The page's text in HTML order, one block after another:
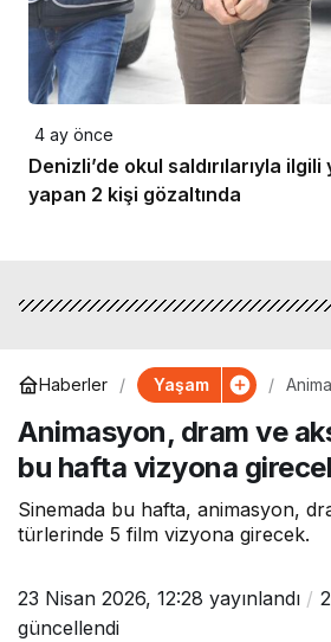
4 ay önce
Denizli’de okul saldırılarıyla ilgili
yapan 2 kişi gözaltında
Haberler Yaşam
Animasyon, dram ve
bu hafta vizyona
Sinemada bu hafta, animasyon,
türlerinde 5 film vizyona girecek.
23 Nisan 2026, 12:28 yayınlandı
güncellendi